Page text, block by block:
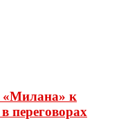
«Милана» к
переговорах